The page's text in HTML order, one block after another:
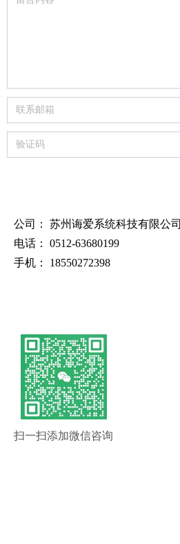
公司：
苏州诲爱系统科技有限公司
电话：
0512-63680199
手机：
18550272398
扫一扫添加微信咨询